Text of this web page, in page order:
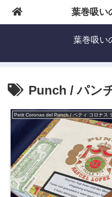
葉巻吸い
Punch / パン
Petit Coronas del Punch / ペティ コロナス
葉巻吸い